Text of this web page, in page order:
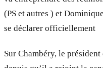
(PS et autres ) et
se déclarer officiellement
Sur Chambéry, le